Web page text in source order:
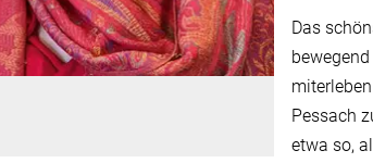
Das
Pessach
etwa so,